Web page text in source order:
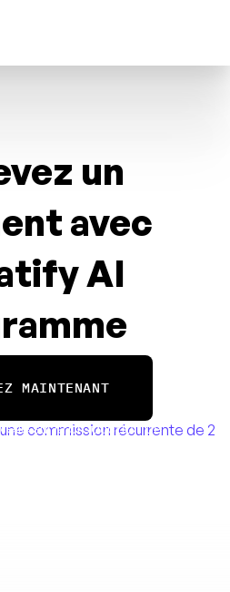
un
avec
AI
Creatify et gagnez en
sur la production de
MAINTENANT
commission récurrente de